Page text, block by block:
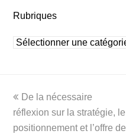
Rubriques
Rubriques
previous
post:
De la nécessaire
réflexion sur la stratégie, le
positionnement et l’offre de